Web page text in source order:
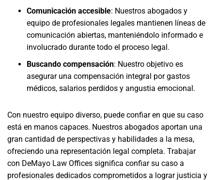
Comunicación accesible: Nuestros abogados y
equipo de profesionales legales mantienen líneas de
comunicación abiertas, manteniéndolo informado e
involucrado durante todo el proceso legal.
Buscando compensación: Nuestro objetivo es
asegurar una compensación integral por gastos
médicos, salarios perdidos y angustia emocional.
Con nuestro equipo diverso, puede confiar en que su caso
está en manos capaces. Nuestros abogados aportan una
gran cantidad de perspectivas y habilidades a la mesa,
ofreciendo una representación legal completa. Trabajar
con DeMayo Law Offices significa confiar su caso a
profesionales dedicados comprometidos a lograr justicia y